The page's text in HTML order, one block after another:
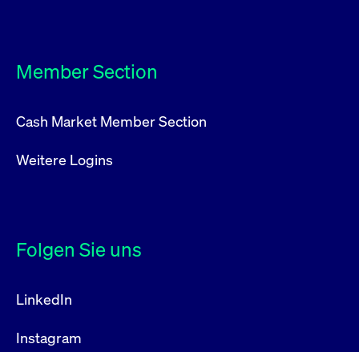
Member Section
Cash Market Member Section
Weitere Logins
Folgen Sie uns
LinkedIn
Instagram